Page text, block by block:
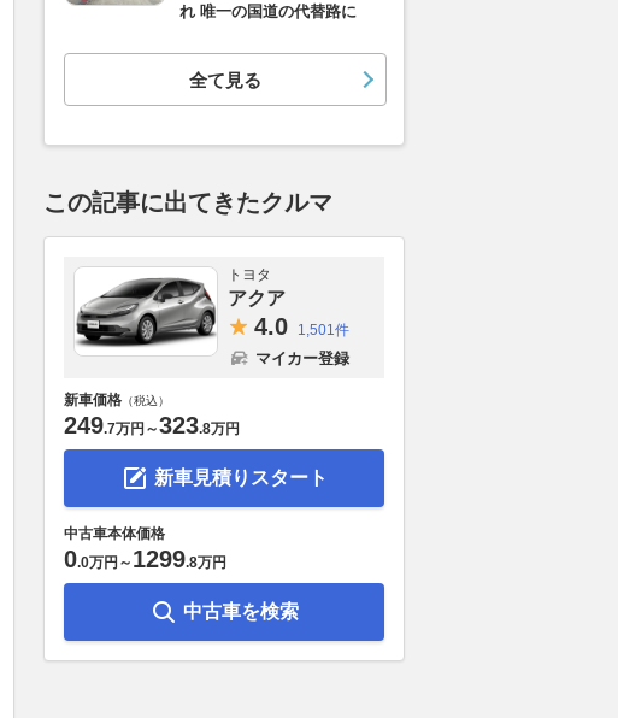
れ 唯一の国道の代替路に
全て見る
この記事に出てきたクルマ
トヨタ
アクア
4.0 1,501件
マイカー登録
新車価格 （税込）
249.7万円 ～323.8万円
新車見積りスタート
中古車本体価格
0.0万円 ～ 1299.8万円
中古車を検索